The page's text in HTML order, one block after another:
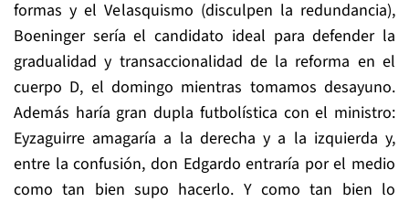
formas y el Velasquismo (disculpen la redundancia),
Boeninger sería el candidato ideal para defender la
gradualidad y transaccionalidad de la reforma en el
cuerpo D, el domingo mientras tomamos desayuno.
Además haría gran dupla futbolística con el ministro:
Eyzaguirre amagaría a la derecha y a la izquierda y,
entre la confusión, don Edgardo entraría por el medio
como tan bien supo hacerlo. Y como tan bien lo